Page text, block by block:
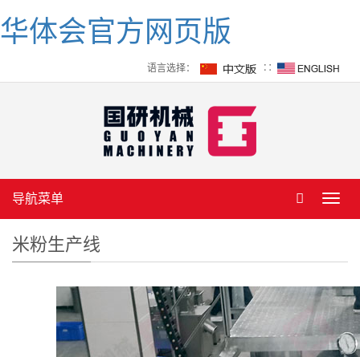
华体会官方网页版
语言选择： ∷
导航菜单
米粉生产线